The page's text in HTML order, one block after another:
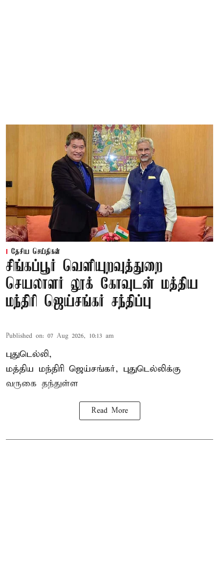
தேசிய செய்திகள்
சிங்கப்பூர் வெளியுறவுத்துறை
செயலாளர் லூக் கோவுடன் மத்திய
மந்திரி ஜெய்சங்கர் சந்திப்பு
Published on: 07 Aug 2026, 10:13 am
புதுடெல்லி,
மத்திய மந்திரி ஜெய்சங்கர், புதுடெல்லிக்கு
வருகை தந்துள்ள
Read More